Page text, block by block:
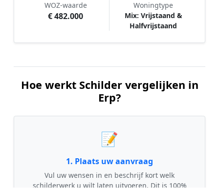
WOZ-waarde
€ 482.000
Woningtype
Mix: Vrijstaand &
Halfvrijstaand
Hoe werkt Schilder vergelijken in
Erp?
📝
1. Plaats uw aanvraag
Vul uw wensen in en beschrijf kort welk
schilderwerk u wilt laten uitvoeren. Dit is 100%